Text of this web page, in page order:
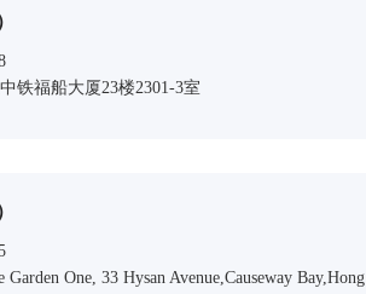
铁福船大厦23楼2301-3室
Garden One, 33 Hysan Avenue,Causeway Bay,Hong